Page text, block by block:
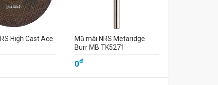
High Cast Ace
Mũ mài NRS Metaridge
Burr MB TK5271
0đ